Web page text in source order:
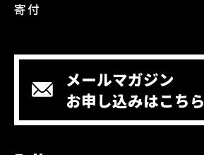
寄付
メールマガジン
お申し込みはこちら